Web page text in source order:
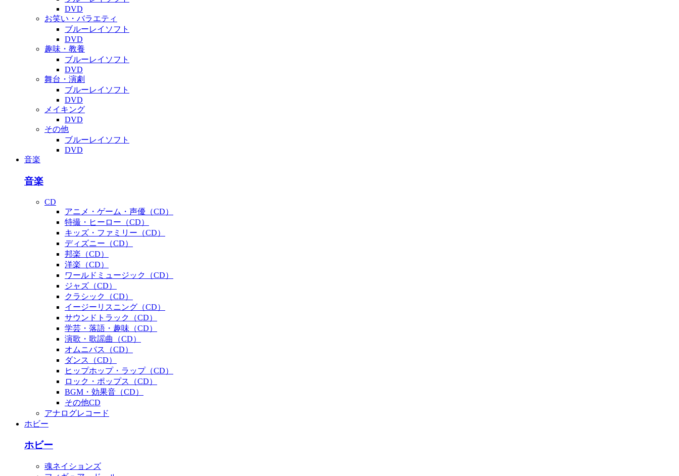
DVD
お笑い・バラエティ
ブルーレイソフト
DVD
趣味・教養
ブルーレイソフト
DVD
舞台・演劇
ブルーレイソフト
DVD
メイキング
DVD
その他
ブルーレイソフト
DVD
音楽
音楽
CD
アニメ・ゲーム・声優（CD）
特撮・ヒーロー（CD）
キッズ・ファミリー（CD）
ディズニー（CD）
邦楽（CD）
洋楽（CD）
ワールドミュージック（CD）
ジャズ（CD）
クラシック（CD）
イージーリスニング（CD）
サウンドトラック（CD）
学芸・落語・趣味（CD）
演歌・歌謡曲（CD）
オムニバス（CD）
ダンス（CD）
ヒップホップ・ラップ（CD）
ロック・ポップス（CD）
BGM・効果音（CD）
その他CD
アナログレコード
ホビー
ホビー
魂ネイションズ